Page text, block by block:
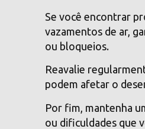
Se você encontrar
vazamentos de ar,
ou bloqueios.
Reavalie
podem afetar o
Por fim, mantenha
ou dificuldades que